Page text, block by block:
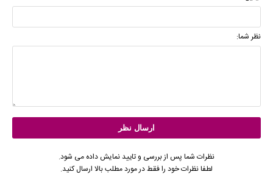
نظر شما:
نظرات شما پس از بررسی و تایید نمایش داده می شود.
لطفا نظرات خود را فقط در مورد مطلب بالا ارسال کنید.